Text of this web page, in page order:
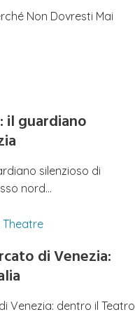
Non Dovresti Mai
il guardiano
silenzioso di
nord…
di Venezia:
Venezia: dentro il Teatro